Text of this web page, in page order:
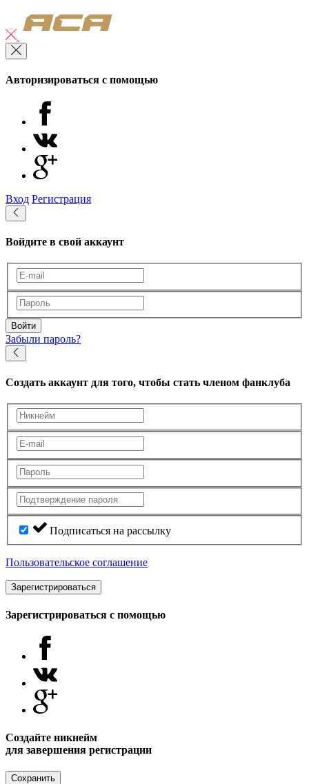
Авторизироваться с помощью
Вход Регистрация
Войдите в свой аккаунт
Войти
Забыли пароль?
Создать аккаунт для того, чтобы стать членом фанклуба
Подписаться на рассылку
Пользовательское соглашение
Зарегистрироваться
Зарегистрироваться с помощью
Создайте никнейм
для завершения регистрации
Сохранить